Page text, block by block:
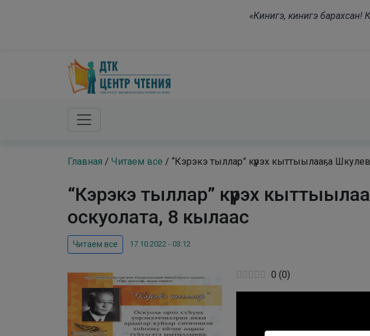
«Кинигэ, кинигэ барахсан!
Главная / Читаем все / “Кэрэкэ тыллар” күрэх кыттыылааҕа
“Кэрэкэ тыллар” күрэх
оскуолата, 8 кылаас
Читаем все 17.10.2022 - 03:12
0 (0)